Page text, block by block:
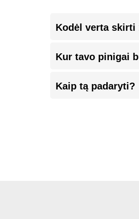
Kodėl verta skirti
Kur tavo pinigai
Kaip tą padaryti?